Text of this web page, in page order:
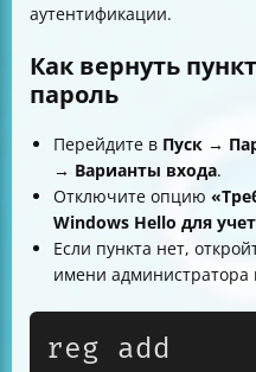
аутентификации.
Как вернуть
пароль
Перейдите в Пуск →
→ Варианты входа.
Отключите опцию
Windows Hello для
Если пункта нет,
имени администратора
reg add